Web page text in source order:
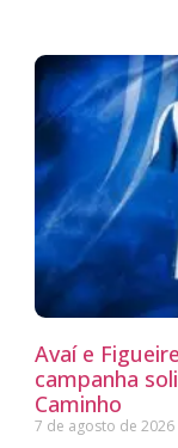
Avaí e
campanha
Caminho
7 de agosto de 2026